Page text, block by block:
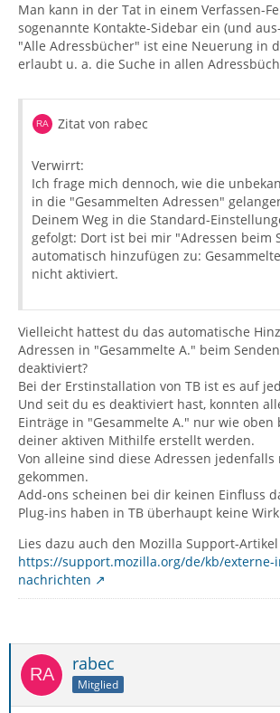
Man kann in der Tat in einem Verfassen-
sogenannte Kontakte-Sidebar ein (und
"Alle Adressbücher" ist eine Neuerung in
erlaubt u. a. die Suche in allen
Zitat von rabec
Verwirrt:
Ich frage mich dennoch, wie die
in die "Gesammelten Adressen"
Deinem Weg in die Standard-
gefolgt: Dort ist bei mir "Adressen beim
automatisch hinzufügen zu:
nicht aktiviert.
Vielleicht hattest du das automatische
Adressen in "Gesammelte A." beim
deaktiviert?
Bei der Erstinstallation von TB ist es auf
Und seit du es deaktiviert hast, konnten
Einträge in "Gesammelte A." nur wie
deiner aktiven Mithilfe erstellt werden.
Von alleine sind diese Adressen
gekommen.
Add-ons scheinen bei dir keinen Einfluss
Plug-ins haben in TB überhaupt keine
Lies dazu auch den Mozilla Support-
https://support.mozilla.org/de/kb/externe-
nachrichten
rabec
Mitglied